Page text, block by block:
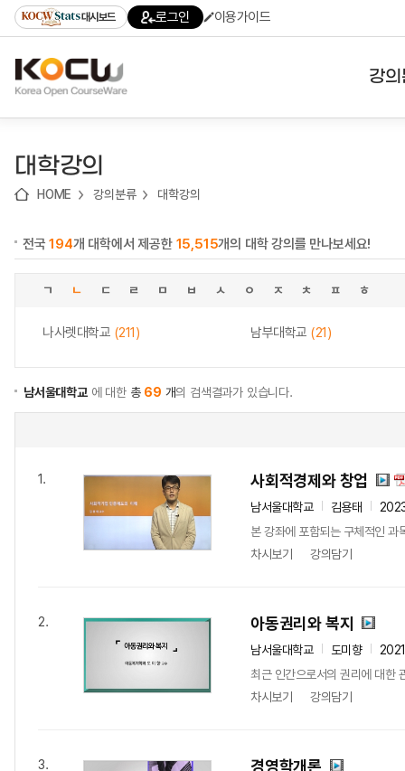
기
기
기
content)
가
대시보드 로그인 이용가이드
강
대학강의
HOME 강의분류 대학강의
전국194개 대학에서 제공한 15,515개의 대학 강의를 만나보세요!
ㄱ ㄴ ㄷ ㄹ ㅁ ㅂ ㅅ ㅇ ㅈ ㅊ ㅍ ㅎ
나사렛대학교 (211) 남부대학교 (21)
남서울대학교에 대한총 69 개의 검색결과가 있습니다.
1. 사회적경제와 창업
남서울대학교 김용태
본 강좌에 포함되는 구체적인
차시보기
강의담기
2. 아동권리와 복지
남서울대학교 도미향
최근 인간으로서의 권리에 대한
차시보기
강의담기
3. 경영학개론